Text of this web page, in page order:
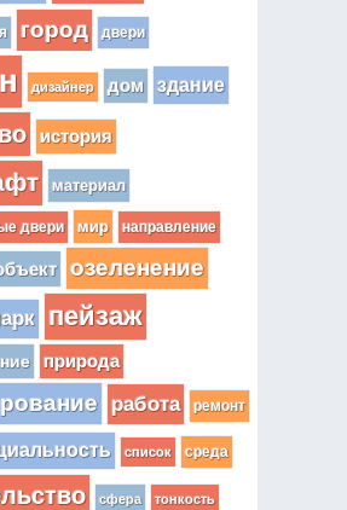
город двери
дизайнер дом здание
история
материал
двери мир направление
озеленение
пейзаж
природа
работа ремонт
список среда
сфера тонкость